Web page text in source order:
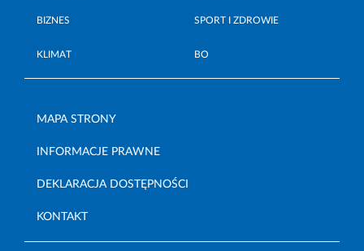
BIZNES SPORT I ZDROWIE
KLIMAT BO
MAPA STRONY
INFORMACJE PRAWNE
DEKLARACJA DOSTĘPNOŚCI
KONTAKT